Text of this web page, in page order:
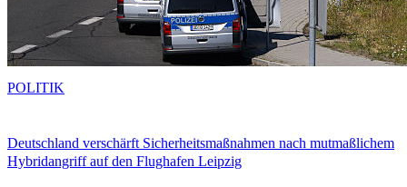
Deutschland verschärft Sicherheitsmaßnahmen nach mutmaßlichem
Hybridangriff auf den Flughafen Leipzig
POLITIK